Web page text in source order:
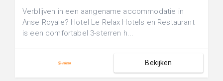
Verblijven in een aangename accommodatie in
Anse Royale? Hotel Le Relax Hotels en Restaurant
is een comfortabel 3-sterren h...
Bekijken